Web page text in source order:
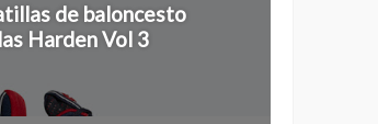
de baloncesto
Harden Vol 3